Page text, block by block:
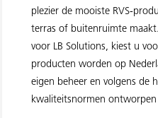
plezier de mooiste RVS-
terras of buitenruimte
voor LB Solutions, kiest u
producten worden op
eigen beheer en volgens de
kwaliteitsnormen